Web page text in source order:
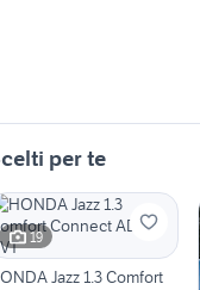
per te
19
Jazz 1.3 Comfort